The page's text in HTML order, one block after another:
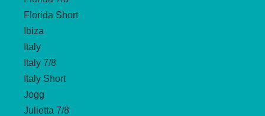
Florida Short
Ibiza
Italy
Italy 7/8
Italy Short
Jogg
Julietta 7/8